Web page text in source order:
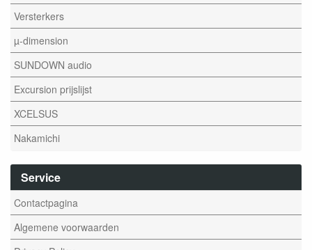
Versterkers
µ-dimension
SUNDOWN audio
Excursion prijslijst
XCELSUS
Nakamichi
Service
Contactpagina
Algemene voorwaarden